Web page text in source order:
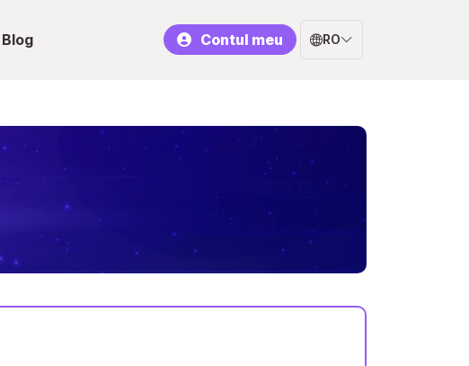
Blog Contul meu RO